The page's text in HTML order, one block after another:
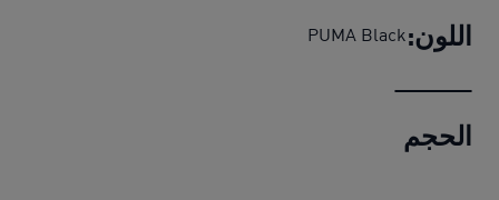
اللون:PUMA Black
الحجم